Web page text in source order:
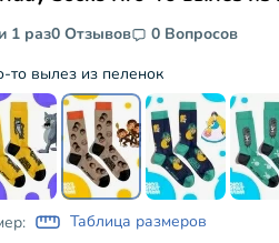
1 раз0 Отзывов
0 Вопросов
то вылез из пеленок
Таблица размеров